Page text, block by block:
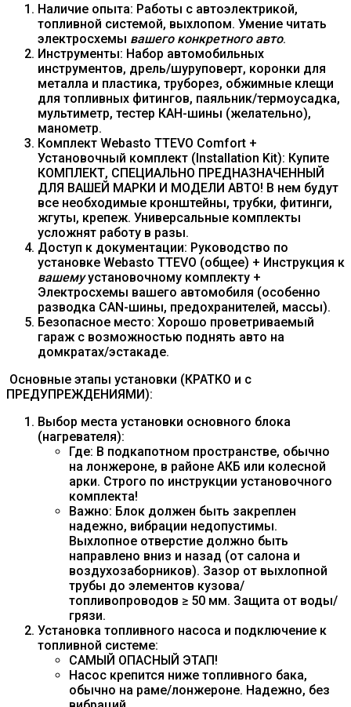
Наличие опыта: Работы с автоэлектрикой,
топливной системой, выхлопом. Умение читать
электросхемы вашего конкретного авто.
Инструменты: Набор автомобильных
инструментов, дрель/шуруповерт, коронки для
металла и пластика, труборез, обжимные клещи
для топливных фитингов, паяльник/термоусадка,
мультиметр, тестер КАН-шины (желательно),
манометр.
Комплект Webasto TTEVO Comfort +
Установочный комплект (Installation Kit): Купите
КОМПЛЕКТ, СПЕЦИАЛЬНО ПРЕДНАЗНАЧЕННЫЙ
ДЛЯ ВАШЕЙ МАРКИ И МОДЕЛИ АВТО! В нем будут
все необходимые кронштейны, трубки, фитинги,
жгуты, крепеж. Универсальные комплекты
усложнят работу в разы.
Доступ к документации: Руководство по
установке Webasto TTEVO (общее) + Инструкция к
вашемуустановочному комплекту +
Электросхемы вашего автомобиля (особенно
разводка CAN-шины, предохранителей, массы).
Безопасное место: Хорошо проветриваемый
гараж с возможностью поднять авто на
домкратах/эстакаде.
Основные этапы установки (КРАТКО и с
ПРЕДУПРЕЖДЕНИЯМИ):
Выбор места установки основного блока
(нагревателя):
Где: В подкапотном пространстве, обычно
на лонжероне, в районе АКБ или колесной
арки. Строго по инструкции установочного
комплекта!
Важно: Блок должен быть закреплен
надежно, вибрации недопустимы.
Выхлопное отверстие должно быть
направлено вниз и назад (от салона и
воздухозаборников). Зазор от выхлопной
трубы до элементов кузова/
топливопроводов ≥ 50 мм. Защита от воды/
грязи.
Установка топливного насоса и подключение к
топливной системе:
САМЫЙ ОПАСНЫЙ ЭТАП!
Насос крепится ниже топливного бака,
обычно на раме/лонжероне. Надежно, без